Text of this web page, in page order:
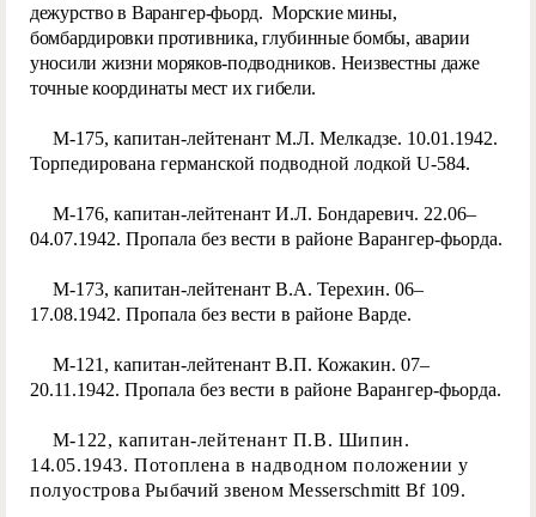
дежурство в Варангер-фьорд. Морские мины,
бомбардировки противника, глубинные бомбы, аварии
уносили жизни моряков-подводников. Неизвестны даже
точные координаты мест их гибели.
М-175, капитан-лейтенант М.Л. Мелкадзе. 10.01.1942.
Торпедирована германской подводной лодкой U-584.
М-176, капитан-лейтенант И.Л. Бондаревич. 22.06–
04.07.1942. Пропала без вести в районе Варангер-фьорда.
М-173, капитан-лейтенант В.А. Терехин. 06–
17.08.1942. Пропала без вести в районе Варде.
М-121, капитан-лейтенант В.П. Кожакин. 07–
20.11.1942. Пропала без вести в районе Варангер-фьорда.
М-122, капитан-лейтенант П.В. Шипин.
14.05.1943. Потоплена в надводном положении у
полуострова Рыбачий звеном Messerschmitt Bf 109.